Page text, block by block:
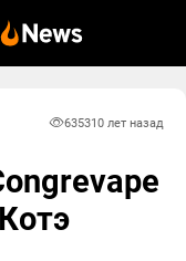
635310 лет назад